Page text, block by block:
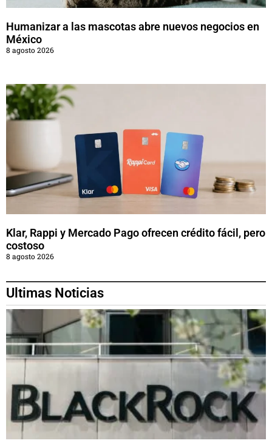
Humanizar a las mascotas abre nuevos negocios en
México
8 agosto 2026
Klar, Rappi y Mercado Pago ofrecen crédito fácil, pero
costoso
8 agosto 2026
Ultimas Noticias